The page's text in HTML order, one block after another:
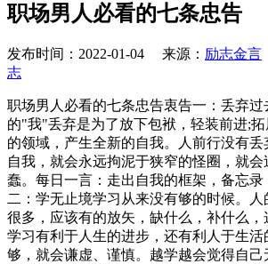
职场男人必看的七条忠告
发布时间：2022-01-04 来源： 励志金言
志
职场男人必看的七条忠告衷告一：丢弃过
的"我"丢弃是为了放下包袱，轻装前进;
的领域，产生全新的自我。人前行没有
自我，就会永远拘泥于狭窄的怪圈，就
蠢。每日一言：走出自我的框架，备忘录
二：学无止境学习从来没有够的时候。
很多，应该有的放矢，缺什么，补什么，
学习有利于人生的进步，还有利人于生活
够，就会谦虚、谨慎。越学越会觉得自己